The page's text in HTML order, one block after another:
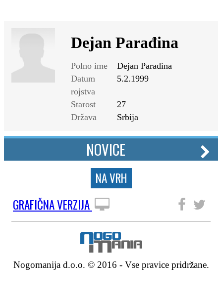
Dejan Parađina
Polno ime
Dejan Parađina
Datum
rojstva
5.2.1999
Starost
27
Država
Srbija
NOVICE
NA VRH
GRAFIČNA VERZIJA
Nogomanija d.o.o. © 2016 - Vse pravice pridržane.